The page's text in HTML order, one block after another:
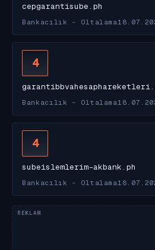
cepgarantisube.ph
Bankacılık - Oltalama
4
Bankacılık - Oltalama
4
subeislemlerim-akbank.ph
Bankacılık - Oltalama